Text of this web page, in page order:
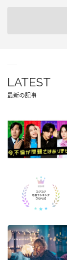
LATEST
最新の記事